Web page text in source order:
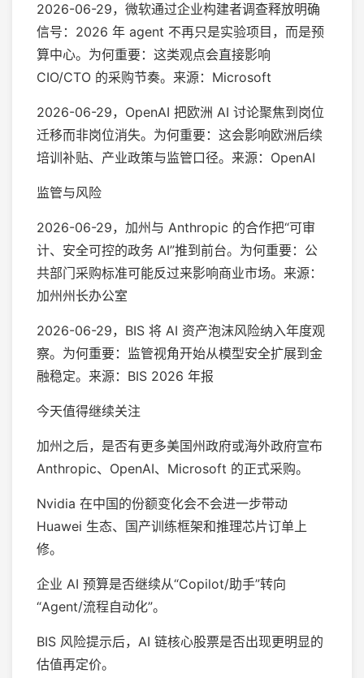
2026-06-29，微软通过企业构建者调查释放明确
信号：2026 年 agent 不再只是实验项目，而是预
算中心。为何重要：这类观点会直接影响
CIO/CTO 的采购节奏。来源：Microsoft
2026-06-29，OpenAI 把欧洲 AI 讨论聚焦到岗位
迁移而非岗位消失。为何重要：这会影响欧洲后续
培训补贴、产业政策与监管口径。来源：OpenAI
监管与风险
2026-06-29，加州与 Anthropic 的合作把“可审
计、安全可控的政务 AI”推到前台。为何重要：公
共部门采购标准可能反过来影响商业市场。来源：
加州州长办公室
2026-06-29，BIS 将 AI 资产泡沫风险纳入年度观
察。为何重要：监管视角开始从模型安全扩展到金
融稳定。来源：BIS 2026 年报
今天值得继续关注
加州之后，是否有更多美国州政府或海外政府宣布
Anthropic、OpenAI、Microsoft 的正式采购。
Nvidia 在中国的份额变化会不会进一步带动
Huawei 生态、国产训练框架和推理芯片订单上
修。
企业 AI 预算是否继续从“Copilot/助手”转向
“Agent/流程自动化”。
BIS 风险提示后，AI 链核心股票是否出现更明显的
估值再定价。